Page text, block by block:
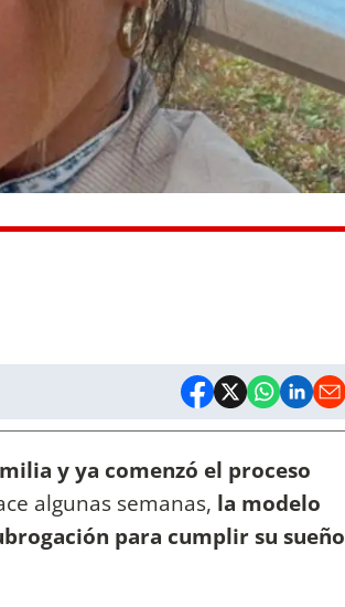
yya comenzó el proceso
algunas semanas, la modelo
para cumplir su sueño